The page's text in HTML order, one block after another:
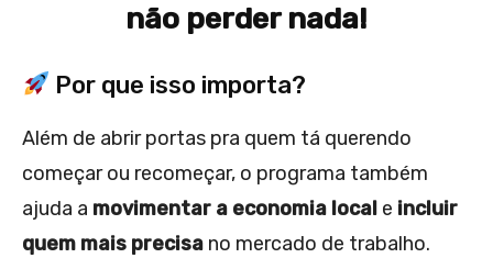
não perder nada!
Por que isso importa?
Além de abrir portas pra quem tá querendo
começar ou recomeçar, o programa também
ajuda a movimentar a economia local e incluir
quem mais precisa no mercado de trabalho.